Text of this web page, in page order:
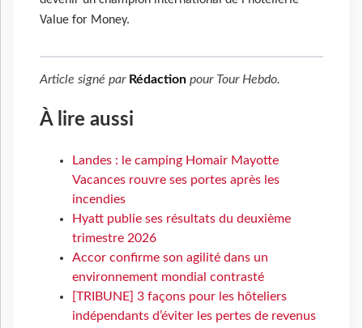
Value for Money.
Article signé par Rédaction pour Tour Hebdo.
À lire aussi
Landes : le camping Homair Mayotte
Vacances rouvre ses portes après les
incendies
Hyatt publie ses résultats du deuxième
trimestre 2026
Accor confirme son agilité dans un
environnement mondial contrasté
[TRIBUNE] 3 façons pour les hôteliers
indépendants d’éviter les pertes de revenus